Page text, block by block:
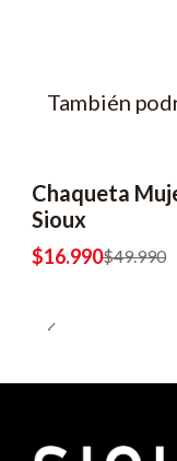
También
-66% OFF
Chaqueta
Sioux
$16.990$49.990